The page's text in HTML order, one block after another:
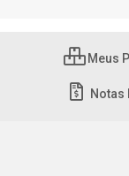
Meus
Notas